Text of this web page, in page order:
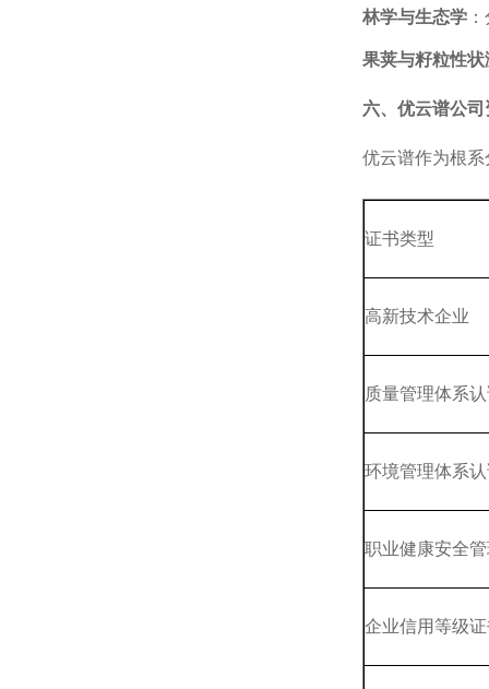
林学与生态学：
果荚与籽粒性状
六、优云谱公司
优云谱作为根
证书类型
高新技术企业
质量管理体系
环境管理体系
职业健康安全
企业信用等级